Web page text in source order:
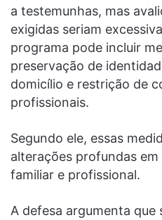
a testemunhas, mas
exigidas seriam
programa pode incluir
preservação de
domicílio e restrição de
profissionais.
Segundo ele, essas
alterações profundas em
familiar e profissional.
A defesa argumenta que